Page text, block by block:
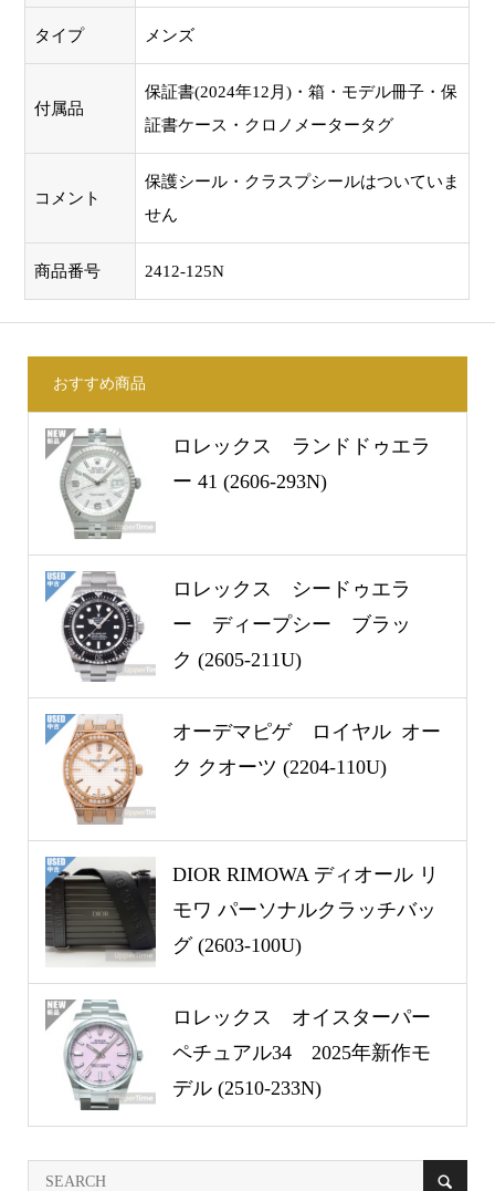
タイプ メンズ
付属品
保証書(2024年12月)・箱・モデル冊子・保
証書ケース・クロノメータータグ
コメント
保護シール・クラスプシールはついていま
せん
商品番号 2412-125N
おすすめ商品
ロレックス ランドドゥエラ
ー 41 (2606-293N)
ロレックス シードゥエラ
ー ディープシー ブラッ
ク (2605-211U)
オーデマピゲ ロイヤル オー
ク クオーツ (2204-110U)
DIOR RIMOWA ディオール リ
モワ パーソナルクラッチバッ
グ (2603-100U)
ロレックス オイスターパー
ペチュアル34 2025年新作モ
デル (2510-233N)